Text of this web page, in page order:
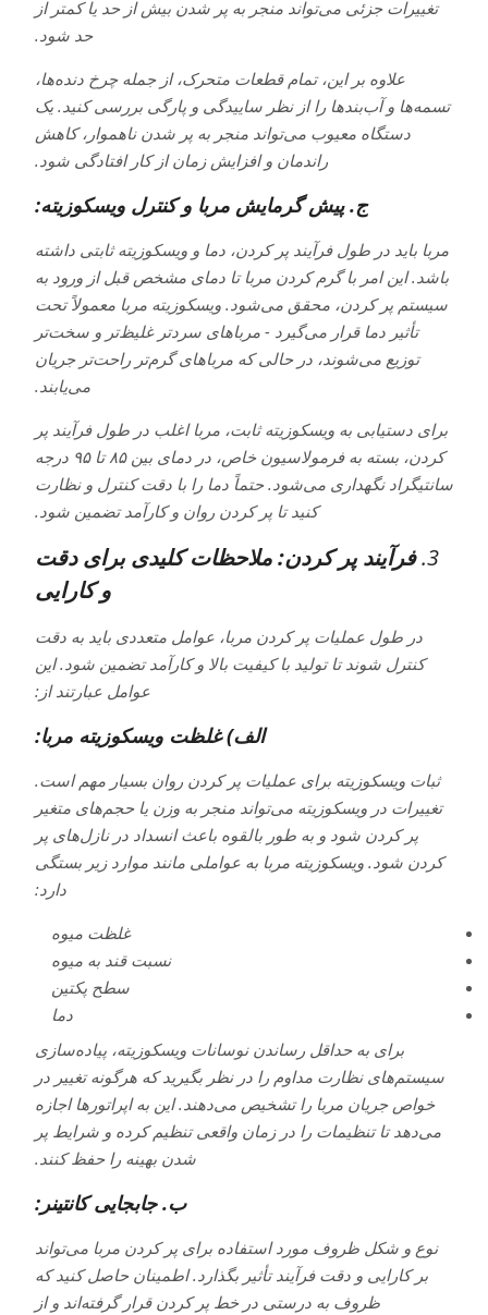
تغییرات جزئی می‌تواند منجر به پر شدن بیش از حد یا کمتر از
حد شود.
علاوه بر این، تمام قطعات متحرک، از جمله چرخ دنده‌ها،
تسمه‌ها و آب‌بندها را از نظر ساییدگی و پارگی بررسی کنید. یک
دستگاه معیوب می‌تواند منجر به پر شدن ناهموار، کاهش
راندمان و افزایش زمان از کار افتادگی شود.
ج. پیش گرمایش مربا و کنترل ویسکوزیته:
مربا باید در طول فرآیند پر کردن، دما و ویسکوزیته ثابتی داشته
باشد. این امر با گرم کردن مربا تا دمای مشخص قبل از ورود به
سیستم پر کردن، محقق می‌شود. ویسکوزیته مربا معمولاً تحت
تأثیر دما قرار می‌گیرد - مرباهای سردتر غلیظ‌تر و سخت‌تر
توزیع می‌شوند، در حالی که مرباهای گرم‌تر راحت‌تر جریان
می‌یابند.
برای دستیابی به ویسکوزیته ثابت، مربا اغلب در طول فرآیند پر
کردن، بسته به فرمولاسیون خاص، در دمای بین ۸۵ تا ۹۵ درجه
سانتیگراد نگهداری می‌شود. حتماً دما را با دقت کنترل و نظارت
کنید تا پر کردن روان و کارآمد تضمین شود.
3. فرآیند پر کردن: ملاحظات کلیدی برای دقت
و کارایی
در طول عملیات پر کردن مربا، عوامل متعددی باید به دقت
کنترل شوند تا تولید با کیفیت بالا و کارآمد تضمین شود. این
عوامل عبارتند از:
الف) غلظت ویسکوزیته مربا:
ثبات ویسکوزیته برای عملیات پر کردن روان بسیار مهم است.
تغییرات در ویسکوزیته می‌تواند منجر به وزن یا حجم‌های متغیر
پر کردن شود و به طور بالقوه باعث انسداد در نازل‌های پر
کردن شود. ویسکوزیته مربا به عواملی مانند موارد زیر بستگی
دارد:
غلظت میوه
نسبت قند به میوه
سطح پکتین
دما
برای به حداقل رساندن نوسانات ویسکوزیته، پیاده‌سازی
سیستم‌های نظارت مداوم را در نظر بگیرید که هرگونه تغییر در
خواص جریان مربا را تشخیص می‌دهند. این به اپراتورها اجازه
می‌دهد تا تنظیمات را در زمان واقعی تنظیم کرده و شرایط پر
شدن بهینه را حفظ کنند.
ب. جابجایی کانتینر:
نوع و شکل ظروف مورد استفاده برای پر کردن مربا می‌تواند
بر کارایی و دقت فرآیند تأثیر بگذارد. اطمینان حاصل کنید که
ظروف به درستی در خط پر کردن قرار گرفته‌اند و از